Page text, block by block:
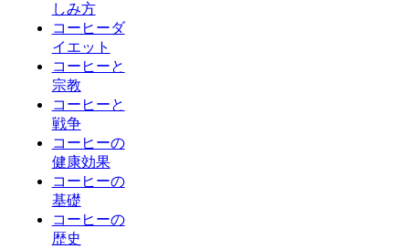
しみ方
コーヒーダ
イエット
コーヒーと
宗教
コーヒーと
戦争
コーヒーの
健康効果
コーヒーの
基礎
コーヒーの
歴史